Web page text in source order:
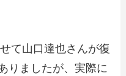
て山口達也さんが復
りましたが、実際に